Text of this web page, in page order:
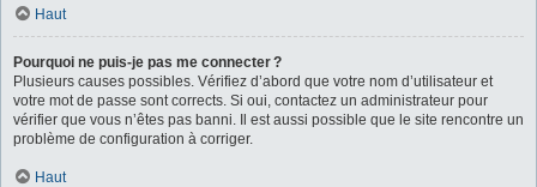
Haut
Pourquoi ne puis-je pas me connecter ?
Plusieurs causes possibles. Vérifiez d’abord que votre nom d’utilisateur et
votre mot de passe sont corrects. Si oui, contactez un administrateur pour
vérifier que vous n’êtes pas banni. Il est aussi possible que le site rencontre un
problème de configuration à corriger.
Haut